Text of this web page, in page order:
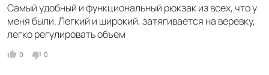
Самый удобный и функциональный рюкзак из всех, что у
меня были. Легкий и широкий, затягивается на веревку,
легко регулировать объем
0 0